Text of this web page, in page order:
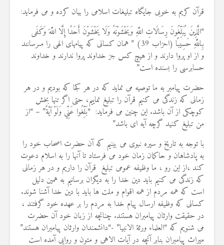
قرآن کریم به خوبی جایگاه تبلیغات اسلامی را بیان کرده و می فرماید:
“الَّذِينَ يُبَلِّغُونَ رِسَالَاتِ اللَّهِ وَيَخْشَوْنَهُ وَلَا يَخْشَوْنَ أَحَدًا إِلَّا اللَّهَ وَكَفَى
بِاللَّهِ حَسِيبًا (احزاب 39) ” همان كسانى كه پيامهاى الهى را مى‏رسانند
و از او پروا دارند و از هيچ كس جز خداوند پروا ندارند و خداوند
حسابرسى را بسنده است‏”
حضرت پیامبر به ما توصیه می نماید كه در هر کجا که بودیم و در هر
زمانی که زندگی می کنیم قرآن را تبلیغ نماییم، حتی اگر تنها بخش
کوچکی از آن باشد. این چنین می فرماید: “بَلِّغُوا عَنِّي وَلَوْ آيَةً” – “از
من تبلیغ کنید گرچه آیه ای باشد”
با توجه به تاریخ و سیره نبوی می بینیم که آن حضرت اصحاب خود را
به پادشاهان و حاکمان زمان خود می فرستاد تا آنها را به اسلام دعوت
کند ،از این رو ، ما وظیفه عمومی تبلیغ قرآن را داریم و در هر زمانی
که زندگی می کنیم باید دین خدا را به دیگران برسانیم به همین دلیل
است که همه مردم از همه اقوام و ملت ها باید با دین خدا آشنا شوند.
کسانی که وظیفه ارسال پیام خدا به مردم را بر عهده خود گرفتند ،
در حقیقت وارثان پیامبران هستند. چنانچه از زبان خود آن حضرت
می شنویم که “العلماء ورثة الانبیا” -“دانشمندان وارثان پیامبران هستند”
ميراث پيامبران بنابر آنچه در آیات الاهی و متون و روايى آمده است